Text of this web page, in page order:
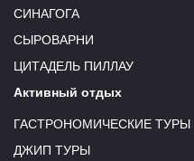
СИНАГОГА
СЫРОВАРНИ
ЦИТАДЕЛЬ ПИЛЛАУ
Активный отдых
ГАСТРОНОМИЧЕСКИЕ ТУРЫ
ДЖИП ТУРЫ